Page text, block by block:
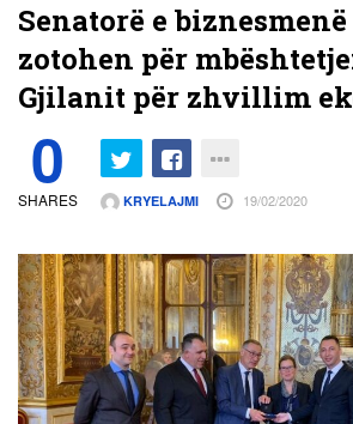
Senatorë e
zotohen për
Gjilanit për zhvillim
0
SHARES KRYELAJMI 19/02/2020